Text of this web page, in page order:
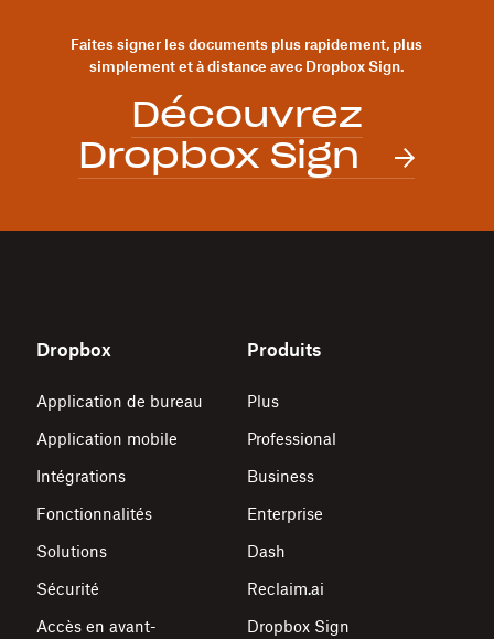
Faites signer les documents plus rapidement, plus
simplement et à distance avec Dropbox Sign.
Découvrez
Dropbox Sign
Dropbox
Application de bureau
Application mobile
Intégrations
Fonctionnalités
Solutions
Sécurité
Accès en avant-
Produits
Plus
Professional
Business
Enterprise
Dash
Reclaim.ai
Dropbox Sign